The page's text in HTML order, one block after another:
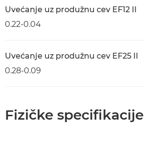
Uvećanje uz produžnu cev EF12 II
0.22-0.04
Uvećanje uz produžnu cev EF25 II
0.28-0.09
Fizičke specifikacije